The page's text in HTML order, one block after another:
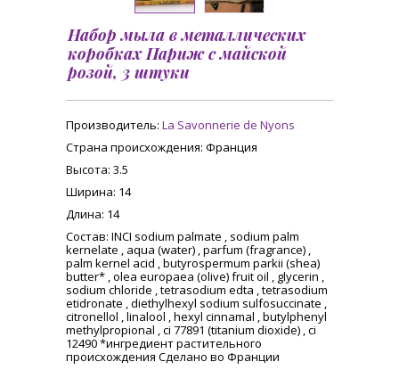
Набор мыла в металлических
коробках Париж с майской
розой, 3 штуки
Производитель: La Savonnerie de Nyons
Страна происхождения: Франция
Высота: 3.5
Ширина: 14
Длина: 14
Состав: INCI sodium palmate , sodium palm
kernelate , aqua (water) , parfum (fragrance) ,
palm kernel acid , butyrospermum parkii (shea)
butter* , olea europaea (olive) fruit oil , glycerin ,
sodium chloride , tetrasodium edta , tetrasodium
etidronate , diethylhexyl sodium sulfosuccinate ,
citronellol , linalool , hexyl cinnamal , butylphenyl
methylpropional , ci 77891 (titanium dioxide) , ci
12490 *ингредиент растительного
происхождения Сделано во Франции